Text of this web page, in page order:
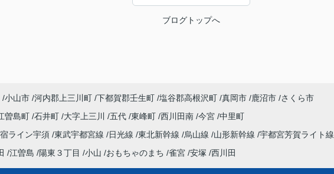
ブログトップへ
小山市 河内郡上三川町 下都賀郡壬生町 塩谷郡高根沢町 真岡市 鹿沼市
さくら市
曽島町 石井町 大字上三川 五代 東峰町 西川田南 今宮 中里町
ライン宇須 東武宇都宮線 日光線 東北新幹線 烏山線 山形新幹線 宇都宮芳賀ライト線
江曽島 陽東３丁目 小山 おもちゃのまち 雀宮 安塚 西川田